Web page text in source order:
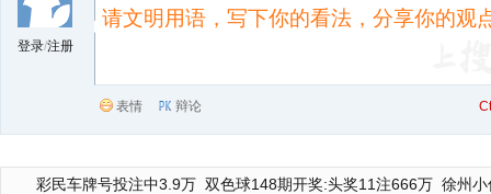
登录/注册
表情 辩论
彩民车牌号投注中3.9万 双色球148期开奖:头奖11注666万 徐州